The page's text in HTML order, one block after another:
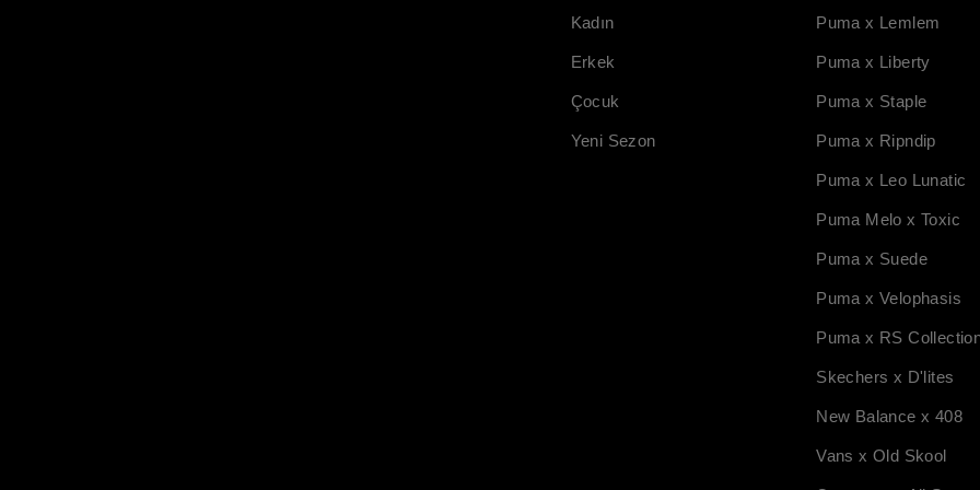
Kadın
Erkek
Çocuk
Yeni Sezon
Puma x Lemlem
Puma x Liberty
Puma x Staple
Puma x Ripndip
Puma x Leo Lunatic
Puma Melo x Toxic
Puma x Suede
Puma x Velophasis
Puma x RS
Skechers x D'lites
New Balance x 408
Vans x Old Skool